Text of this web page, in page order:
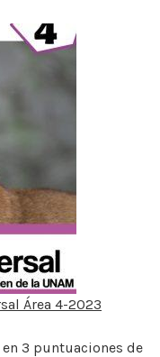
Área 4-2023
3 puntuaciones de